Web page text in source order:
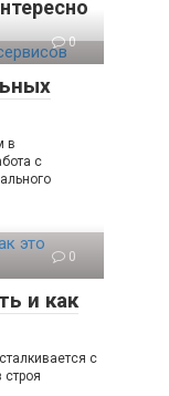
0
в
с
0
и как
с